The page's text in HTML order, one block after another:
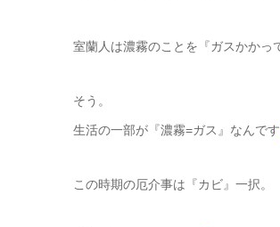
室蘭人は濃霧のことを『ガスかかっ
そう。
生活の一部が『濃霧=ガス』なんです
この時期の厄介事は『カビ』一択。